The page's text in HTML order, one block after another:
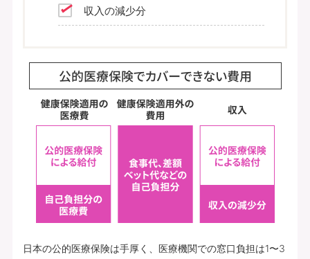
収入の減少分
日本の公的医療保険は手厚く、医療機関での窓口負担は1〜3